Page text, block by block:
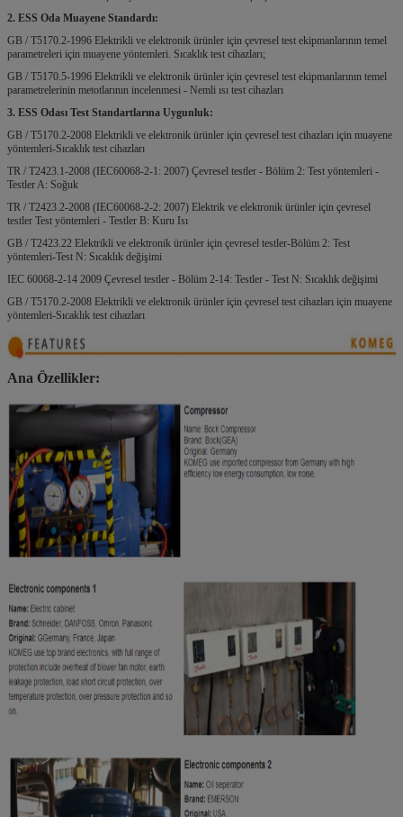
2. ESS Oda Muayene Standardı:
GB / T5170.2-1996 Elektrikli ve elektronik ürünler için çevresel test ekipmanlarının temel
parametreleri için muayene yöntemleri. Sıcaklık test cihazları;
GB / T5170.5-1996 Elektrikli ve elektronik ürünler için çevresel test ekipmanlarının temel
parametrelerinin metotlarının incelenmesi - Nemli ısı test cihazları
3. ESS Odası Test Standartlarına Uygunluk:
GB / T5170.2-2008 Elektrikli ve elektronik ürünler için çevresel test cihazları için muayene
yöntemleri-Sıcaklık test cihazları
TR / T2423.1-2008 (IEC60068-2-1: 2007) Çevresel testler - Bölüm 2: Test yöntemleri -
Testler A: Soğuk
TR / T2423.2-2008 (IEC60068-2-2: 2007) Elektrik ve elektronik ürünler için çevresel
testler Test yöntemleri - Testler B: Kuru Isı
GB / T2423.22 Elektrikli ve elektronik ürünler için çevresel testler-Bölüm 2: Test
yöntemleri-Test N: Sıcaklık değişimi
IEC 60068-2-14 2009 Çevresel testler - Bölüm 2-14: Testler - Test N: Sıcaklık değişimi
GB / T5170.2-2008 Elektrikli ve elektronik ürünler için çevresel test cihazları için muayene
yöntemleri-Sıcaklık test cihazları
Ana Özellikler: